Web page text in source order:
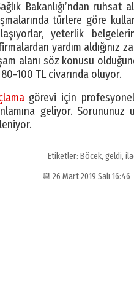
Bakanlığı’ndan
türlere göre
yeterlik
yardım aldığınız
alanı söz konusu
100 TL civarında oluyor.
görevi için profesyonel
geliyor.
Etiketler: Böcek, geldi,
📆 26 Mart 2019 Salı